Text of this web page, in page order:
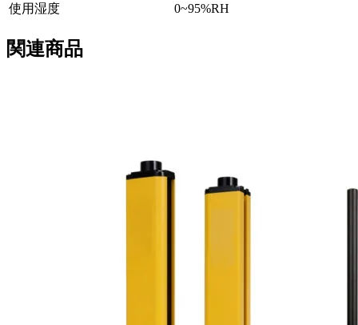
使用湿度
0~95%RH
関連商品